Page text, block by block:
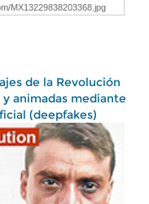
de la Revolución
animadas mediante
(deepfakes)